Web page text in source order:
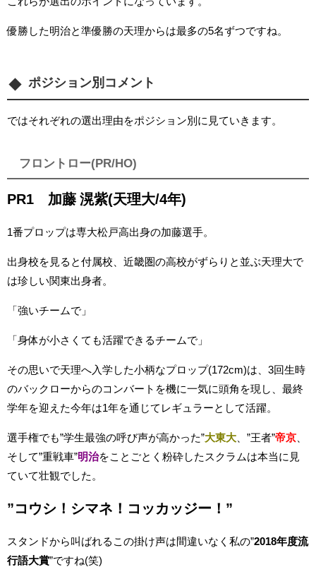
優勝した明治と準優勝の天理からは最多の5名ずつですね。
ポジション別コメント
ではそれぞれの選出理由をポジション別に見ていきます。
フロントロー(PR/HO)
PR1 加藤 滉紫(天理大/4年)
1番プロップは専大松戸高出身の加藤選手。
出身校を見ると付属校、近畿圏の高校がずらりと並ぶ天理大で
は珍しい関東出身者。
「強いチームで」
「身体が小さくても活躍できるチームで」
その思いで天理へ入学した小柄なプロップ(172cm)は、3回生時
のバックローからのコンバートを機に一気に頭角を現し、最終
学年を迎えた今年は1年を通じてレギュラーとして活躍。
選手権でも”学生最強の呼び声が高かった”大東大 、”王者”帝京
そして”重戦車”明治をことごとく粉砕したスクラムは本当に見
ていて壮観でした。
”コウシ！シマネ！コッカッジー！”
スタンドから叫ばれるこの掛け声は間違いなく私の”2018年度流
行語大賞”ですね(笑)